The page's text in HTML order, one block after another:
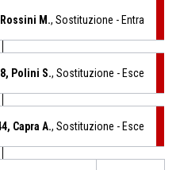
M., Sostituzione - Entra
Polini S., Sostituzione - Esce
Capra A., Sostituzione - Esce